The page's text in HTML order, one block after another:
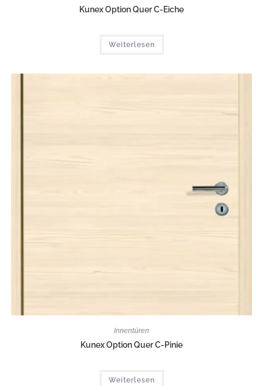
Kunex Option Quer C-Eiche
Weiterlesen
Innentüren
Kunex Option Quer C-Pinie
Weiterlesen